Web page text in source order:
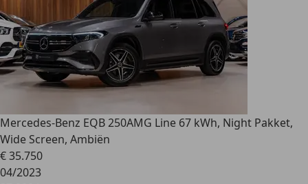
Mercedes-Benz EQB 250AMG Line 67 kWh, Night Pakket,
Wide Screen, Ambiën
€ 35.750
04/2023